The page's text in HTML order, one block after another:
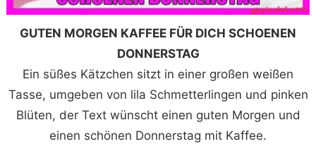
GUTEN MORGEN KAFFEE FÜR DICH SCHOENEN
DONNERSTAG
Ein süßes Kätzchen sitzt in einer großen weißen
Tasse, umgeben von lila Schmetterlingen und pinken
Blüten, der Text wünscht einen guten Morgen und
einen schönen Donnerstag mit Kaffee.